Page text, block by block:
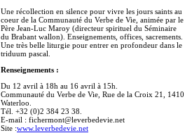
Une récollection en silence pour vivre les jours saints au
coeur de la Communauté du Verbe de Vie, animée par le
Père Jean-Luc Maroy (directeur spirituel du Séminaire
du Brabant wallon). Enseignements, offices, sacrements.
Une très belle liturgie pour entrer en profondeur dans le
triduum pascal.
Renseignements :
Du 12 avril à 18h au 16 avril à 15h.
Communauté du Verbe de Vie, Rue de la Croix 21, 1410
Waterloo.
Tél. +32 (0)2 384 23 38.
E-mail : fichermont@leverbedevie.net
Site :www.leverbedevie.net